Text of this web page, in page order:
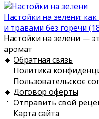
Настойки на зелени:
и травами без горечи
Настойки на зелени —
аромат
🔸 Обратная связь
🔸 Политика
🔸 Пользовательское
🔸 Договор оферты
🔸 Отправить свой
🔸 Карта сайта